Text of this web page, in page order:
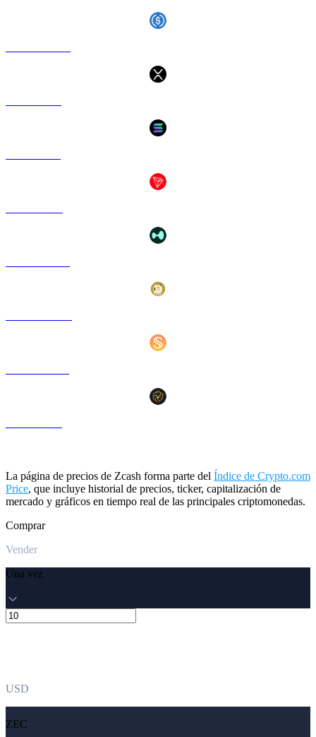
La página de precios de Zcash forma parte del Índice de Crypto.com
Price, que incluye historial de precios, ticker, capitalización de
mercado y gráficos en tiempo real de las principales criptomonedas.
Comprar
Vender
Una vez
USD
ZEC